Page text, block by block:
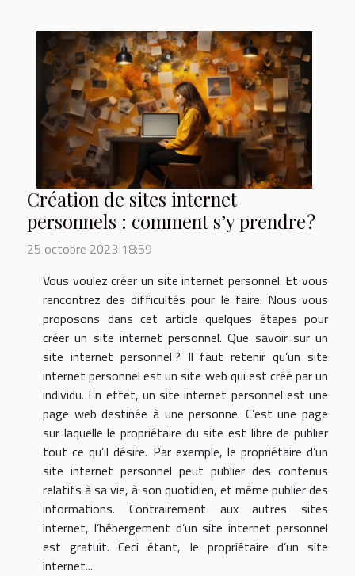
Création de sites internet
personnels : comment s’y prendre ?
25 octobre 2023 18:59
Vous voulez créer un site internet personnel. Et vous
rencontrez des difficultés pour le faire. Nous vous
proposons dans cet article quelques étapes pour
créer un site internet personnel. Que savoir sur un
site internet personnel ? Il faut retenir qu’un site
internet personnel est un site web qui est créé par un
individu. En effet, un site internet personnel est une
page web destinée à une personne. C’est une page
sur laquelle le propriétaire du site est libre de publier
tout ce qu’il désire. Par exemple, le propriétaire d’un
site internet personnel peut publier des contenus
relatifs à sa vie, à son quotidien, et même publier des
informations. Contrairement aux autres sites
internet, l’hébergement d’un site internet personnel
est gratuit. Ceci étant, le propriétaire d’un site
internet...